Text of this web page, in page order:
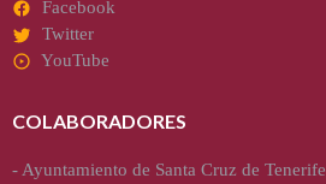
Facebook
Twitter
YouTube
COLABORADORES
- Ayuntamiento de Santa Cruz de Tenerife